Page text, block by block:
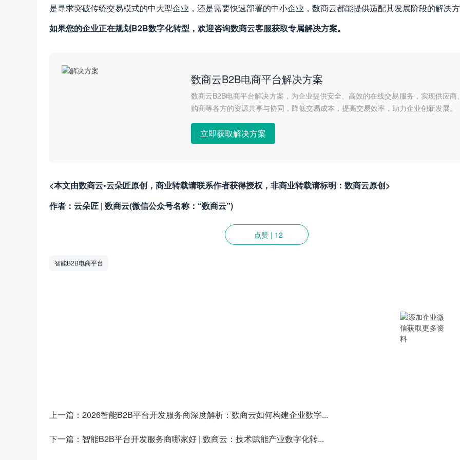
是寻求突破传统交易模式的中大型企业，还是需要快速部署的中小企业，数商云都能提供适配其发展阶段的解决方
如果您的企业正在规划B2B数字化转型，欢迎咨询数商云客服获取专属解决方案。
数商云B2B电商平台解决方案
数商云B2B电商平台解决方案，为企业提供安全、高效的在线交易服务，实现供应商
购商等各方的资源共享与协同，降低交易成本，提高交易效率，助力企业创新发展。
立即获取解决方案
<本文由数商云•云朵匠原创，商业转载请联系作者获得授权，非商业转载请标明：数商云原创>
作者：云朵匠 | 数商云(微信公众号名称：“数商云”)
点赞 | 12
智能B2B电商平台
上一篇： 2026智能B2B平台开发服务商深度解析：数商云如何构建企业数字...
下一篇： 智能B2B平台开发服务商哪家好 | 数商云：技术赋能产业数字化转...